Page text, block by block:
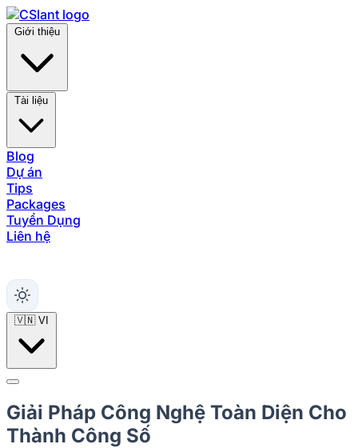
Giới thiệu
Tài liệu
Blog
Dự án
Tips
Packages
Tuyển Dụng
Liên hệ
🇻🇳 VI
Giải Pháp Công Nghệ Toàn Diện Cho
Thành Công Số